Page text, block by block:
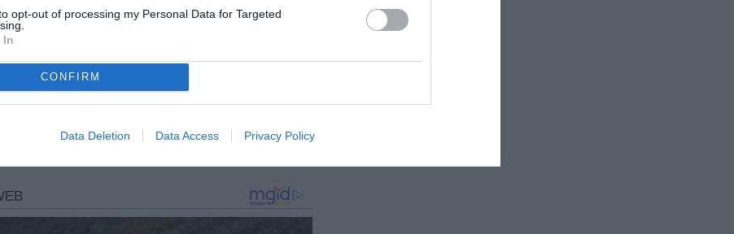
opt-out of processing my Personal Data for Targeted
In
CONFIRM
Data Deletion Data Access Privacy Policy
arrivo il rinnovo di Osti"
l'amore dei tifosi per questa squadra"
Palermo, Osti promuove Inzaghi e
sostanza, ora continuità”